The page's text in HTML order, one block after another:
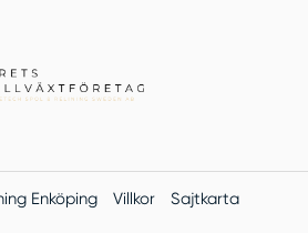
Enköping Villkor
Sajtkarta